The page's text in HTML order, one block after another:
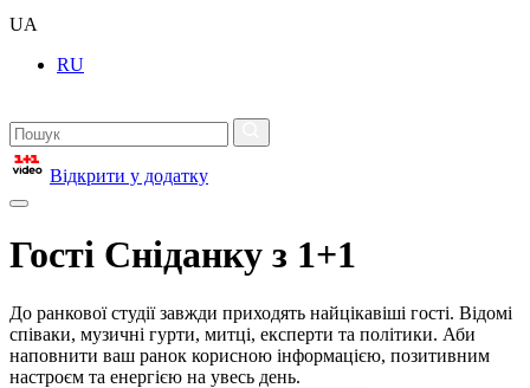
UA
RU
Відкрити у додатку
Гості Сніданку з 1+1
До ранкової студії завжди приходять найцікавіші гості. Відомі
співаки, музичні гурти, митці, експерти та політики. Аби
наповнити ваш ранок корисною інформацією, позитивним
настроєм та енергією на увесь день.